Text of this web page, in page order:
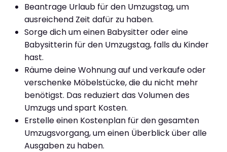
Beantrage Urlaub für den Umzugstag, um
ausreichend Zeit dafür zu haben.
Sorge dich um einen Babysitter oder eine
Babysitterin für den Umzugstag, falls du Kinder
hast.
Räume deine Wohnung auf und verkaufe oder
verschenke Möbelstücke, die du nicht mehr
benötigst. Das reduziert das Volumen des
Umzugs und spart Kosten.
Erstelle einen Kostenplan für den gesamten
Umzugsvorgang, um einen Überblick über alle
Ausgaben zu haben.